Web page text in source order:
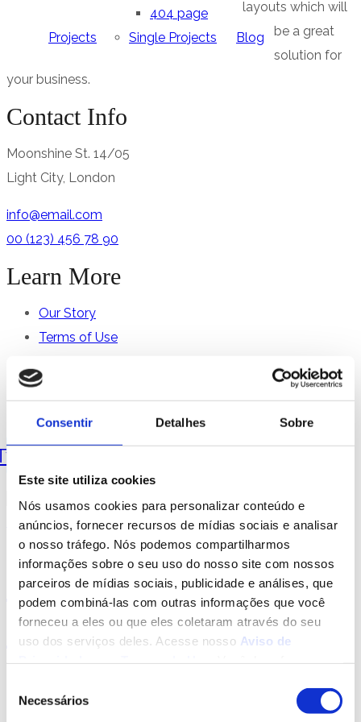
Consentir Detalhes Sobre
Este site utiliza cookies
Nós usamos cookies para personalizar conteúdo e
anúncios, fornecer recursos de mídias sociais e analisar
o nosso tráfego. Nós podemos compartilharmos
informações sobre o seu uso do nosso site com nossos
parceiros de mídias sociais, publicidade e análises, que
podem combiná-las com outras informações que você
forneceu a eles ou que eles coletaram através do seu
uso dos serviços deles. Acesse nosso Aviso de
Necessários
404 page
Projects
Single Projects Blog
layouts which will
be a great
solution for
your business.
Contact Info
Moonshine St. 14/05
Light City, London
info@email.com
00 (123) 456 78 90
Learn More
Our Story
Terms of Use
Contact Us
Follow Us
f
Legislação
Marco Legal dos
Criptoativos
O Projeto de Lei, de autoria do deputado Aureo Ribeiro,